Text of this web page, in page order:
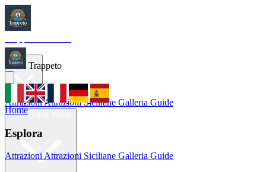
Home
AttrazioniAttrazioni Siciliane Galleria Guide
Trappeto
Home
Esplora
AttrazioniAttrazioni Siciliane Galleria Guide